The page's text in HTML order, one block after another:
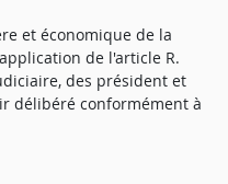
et économique de la
de l'article R.
des président et
délibéré conformément à